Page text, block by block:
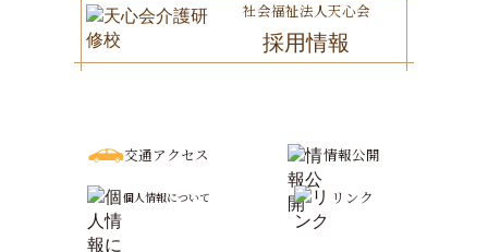
社会福祉法人天心会
採用情報
交通アクセス 情報公開
個人情報について リンク